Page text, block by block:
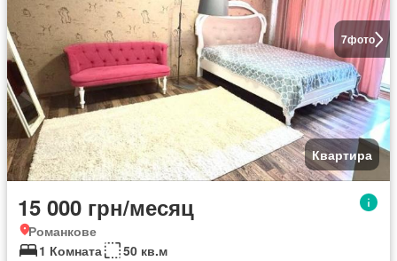
7фото
Квартира
15 000 грн/месяц
Романкове
1 Комната
50 кв.м